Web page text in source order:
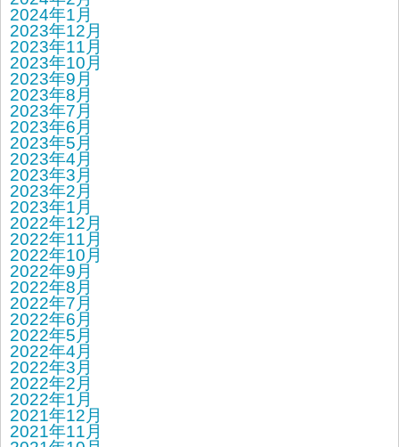
2024年1月
2023年12月
2023年11月
2023年10月
2023年9月
2023年8月
2023年7月
2023年6月
2023年5月
2023年4月
2023年3月
2023年2月
2023年1月
2022年12月
2022年11月
2022年10月
2022年9月
2022年8月
2022年7月
2022年6月
2022年5月
2022年4月
2022年3月
2022年2月
2022年1月
2021年12月
2021年11月